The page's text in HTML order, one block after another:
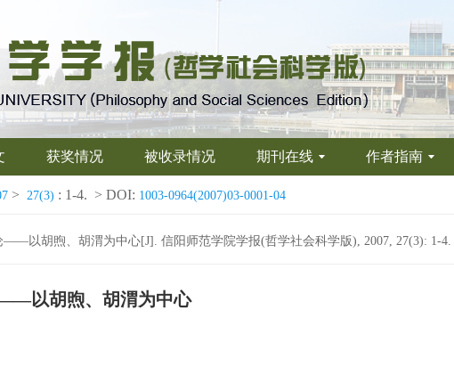
获奖情况 被收录情况 期刊在线 作者指南
> 27(3) : 1-4. > DOI: 1003-0964(2007)03-0001-04
以胡煦、胡渭为中心[J]. 信阳师范学院学报(哲学社会科学版), 2007, 27(3): 1-4.
以胡煦、胡渭为中心